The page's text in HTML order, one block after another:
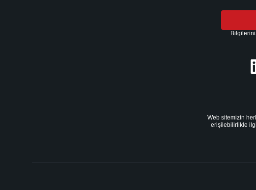
Web sitemizin
erişilebilirlikle